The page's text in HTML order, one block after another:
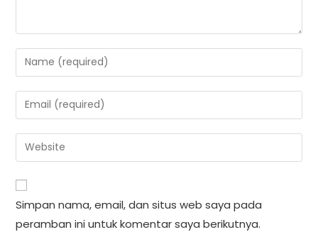
Enter
your
name
or
to
comment
Enter
your
email
address
comment
Enter
your
website
URL
(optional)
Simpan nama, email, dan situs web saya pada
peramban ini untuk komentar saya berikutnya.